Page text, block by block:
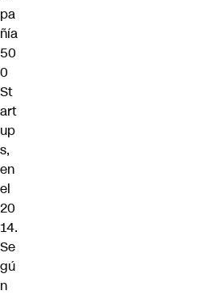
pa
ñía
50
0
St
art
up
s,
en
el
20
14.
Se
gú
n